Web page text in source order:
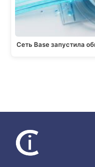
Сеть Base запустила